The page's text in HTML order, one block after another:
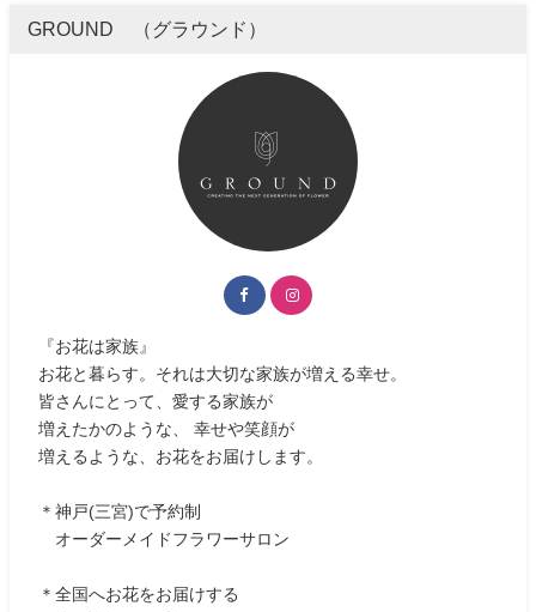
GROUND （グラウンド）
『お花は家族』
お花と暮らす。それは大切な家族が増える幸せ。
皆さんにとって、愛する家族が
増えたかのような、 幸せや笑顔が
増えるような、お花をお届けします。
＊神戸(三宮)で予約制
オーダーメイドフラワーサロン
＊全国へお花をお届けする